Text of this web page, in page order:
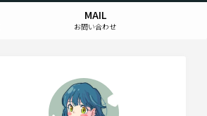
MAIL
お問い合わせ